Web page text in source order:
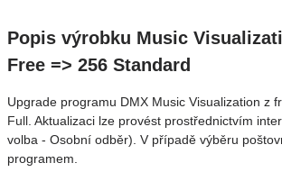
Popis výrobku Music
Free => 256 Standard
Upgrade programu DMX Music Visualization z
Full . Aktualizaci lze provést prostřednictvím
volba - Osobní odběr). V případě výběru
programem.